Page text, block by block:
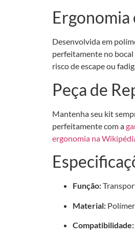
Ergonomia
Desenvolvida em
perfeitamente no bocal
risco de escape ou
Peça de
Mantenha seu kit
perfeitamente com a
ergonomia na
Função:
Material:
Compatibilidade: